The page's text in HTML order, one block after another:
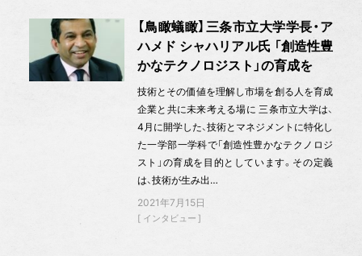
【鳥瞰蟻瞰】三条市立大学学長・ア
ハメド シャハリアル氏 「創造性豊
かなテクノロジスト」の育成を
技術とその価値を理解し市場を創る人を育成
企業と共に未来考える場に 三条市立大学は、
4月に開学した、技術とマネジメントに特化し
た一学部一学科で「創造性豊かなテクノロジ
スト」の育成を目的としています。その定義
は、技術が生み出…
2021年7月15日
インタビュー